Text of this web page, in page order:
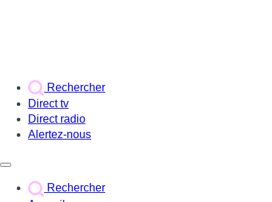
Rechercher
Direct tv
Direct radio
Alertez-nous
Rechercher